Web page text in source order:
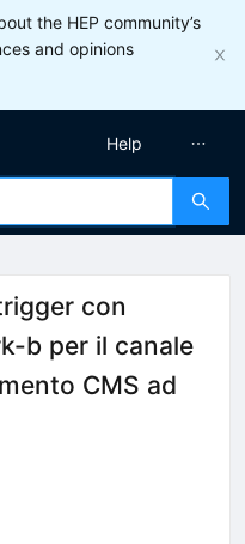
the HEP community’s
and opinions
Help
con
b per il canale
CMS ad